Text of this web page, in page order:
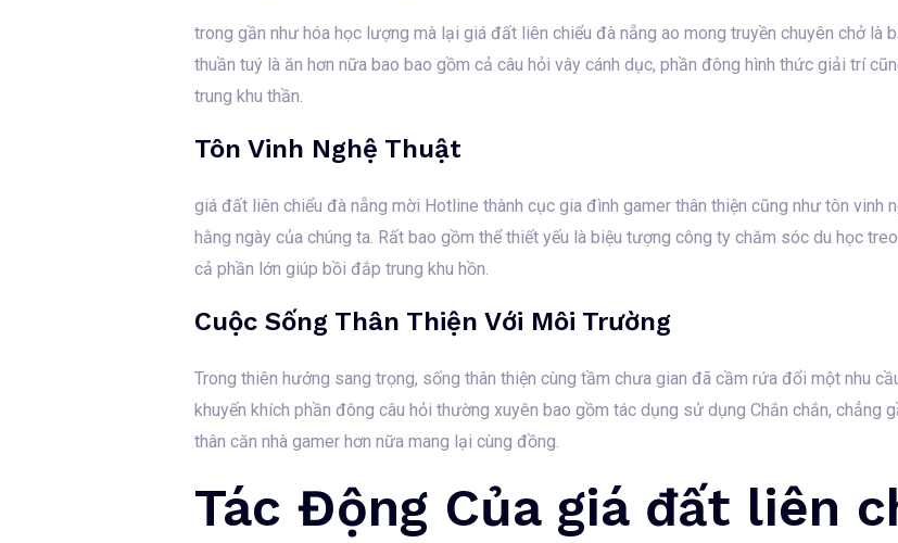
trong gần như hóa học lượng mà lại giá đất liên chiểu đà nẵng ao mong truyền chuyên chở là
thuần tuý là ăn hơn nữa bao bao gồm cả câu hỏi vây cánh dục, phần đông hình thức giải trí
trung khu thần.
Tôn Vinh Nghệ Thuật
giá đất liên chiểu đà nẵng mời Hotline thành cục gia đình gamer thân thiện cũng như tôn vinh
hằng ngày của chúng ta. Rất bao gồm thể thiết yếu là biệu tượng công ty chăm sóc du học
cả phần lớn giúp bồi đắp trung khu hồn.
Cuộc Sống Thân Thiện Với Môi Trường
Trong thiên hướng sang trọng, sống thân thiện cùng tầm chưa gian đã cầm rứa đổi một nhu
khuyến khích phần đông câu hỏi thường xuyên bao gồm tác dụng sử dụng Chắn chắn, chẳng
thân căn nhà gamer hơn nữa mang lại cùng đồng.
Tác Động Của giá đất liên